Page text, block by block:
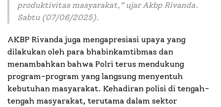
produktivitas masyarakat,” ujar Akbp Rivanda.
Sabtu (07/06/2025).
AKBP Rivanda juga mengapresiasi upaya yang
dilakukan oleh para bhabinkamtibmas dan
menambahkan bahwa Polri terus mendukung
program-program yang langsung menyentuh
kebutuhan masyarakat. Kehadiran polisi di tengah-
tengah masyarakat, terutama dalam sektor